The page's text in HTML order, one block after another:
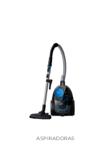
ASPIRADORAS